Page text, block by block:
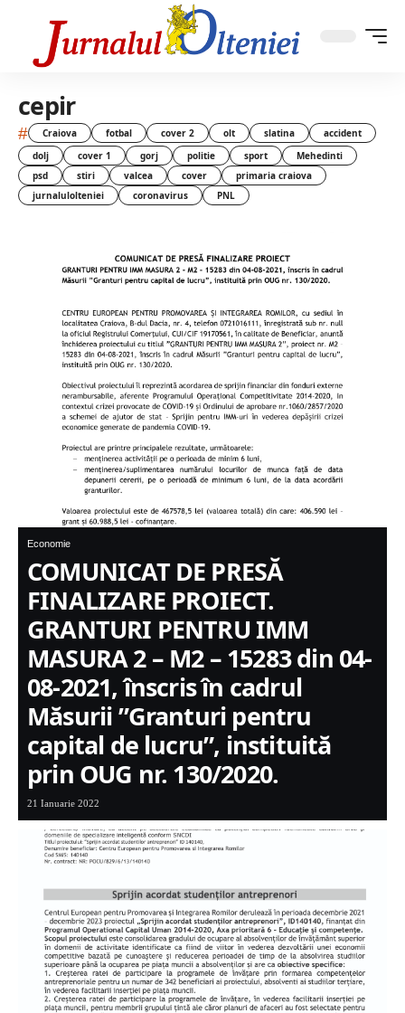
cepir
# Craiova fotbal cover 2 olt slatina
accident
dolj
cover 1 gorj politie sport
Mehedinti
psd
stiri valcea cover
primaria craiova
jurnalulolteniei
coronavirus PNL
Economie
COMUNICAT DE PRESĂ
FINALIZARE PROIECT.
GRANTURI PENTRU IMM
MASURA 2 – M2 – 15283 din 04-
08-2021, înscris în cadrul
Măsurii ”Granturi pentru
capital de lucru”, instituită
prin OUG nr. 130/2020.
21 Ianuarie 2022